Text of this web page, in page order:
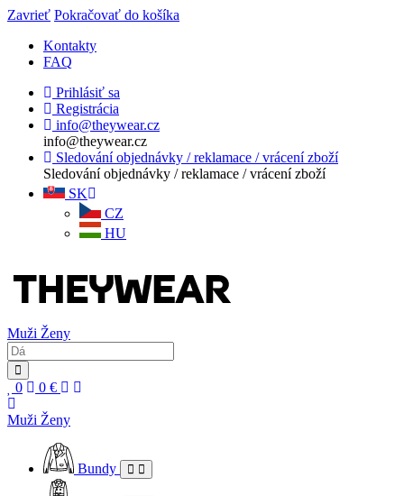
Zavrieť Pokračovať do košíka
Kontakty
FAQ
Prihlásiť sa
Registrácia
info@theywear.cz
info@theywear.cz
Sledování objednávky / reklamace / vrácení zboží
Sledování objednávky / reklamace / vrácení zboží
SK
CZ
HU
Muži Ženy
0 0 €
Muži Ženy
Bundy